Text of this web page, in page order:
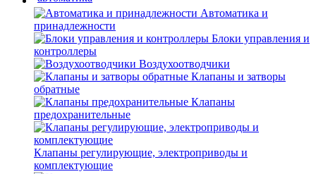
Автоматика и
принадлежности
Блоки управления и
контроллеры
Воздухоотводчики
Клапаны и затворы
обратные
Клапаны
предохранительные
Клапаны регулирующие, электроприводы и
комплектующие